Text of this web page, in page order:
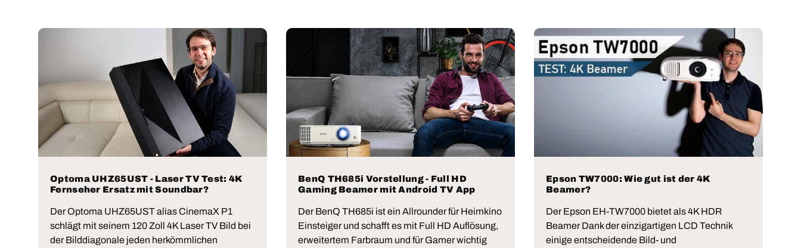
Optoma UHZ65UST - Laser TV Test: 4K
Fernseher Ersatz mit Soundbar?
Der Optoma UHZ65UST alias CinemaX P1
schlägt mit seinem 120 Zoll 4K Laser TV Bild bei
der Bilddiagonale jeden herkömmlichen
BenQ TH685i Vorstellung - Full HD
Gaming Beamer mit Android TV App
Der BenQ TH685i ist ein Allrounder für Heimkino
Einsteiger und schafft es mit Full HD Auflösung,
erweitertem Farbraum und für Gamer wichtig
Epson TW7000: Wie gut ist der 4K
Beamer?
Der Epson EH-TW7000 bietet als 4K HDR
Beamer Dank der einzigartigen LCD Technik
einige entscheidende Bild- und